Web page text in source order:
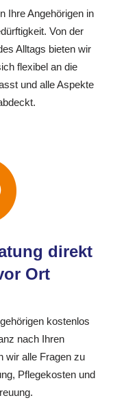
Ihre Angehörigen in
Von der
Alltags bieten wir
flexibel an die
und alle Aspekte
direkt
Ort
kostenlos
nach Ihren
wir alle Fragen zu
Pflegekosten und